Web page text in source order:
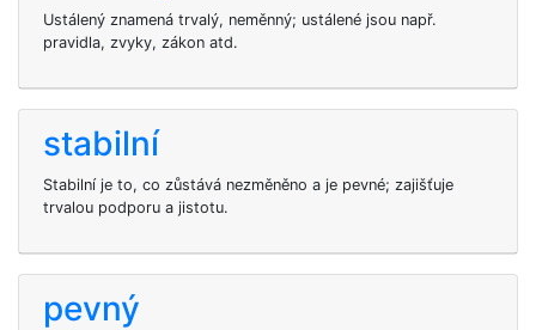
Ustálený znamená trvalý, neměnný; ustálené jsou např.
pravidla, zvyky, zákon atd.
stabilní
Stabilní je to, co zůstává nezměněno a je pevné; zajišťuje
trvalou podporu a jistotu.
pevný